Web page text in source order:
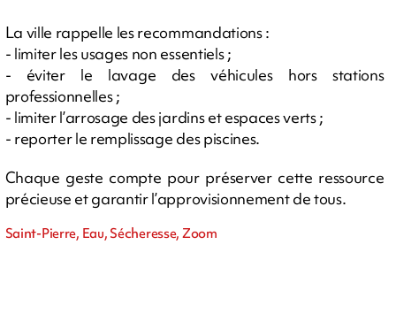
La ville rappelle les recommandations :
- limiter les usages non essentiels ;
- éviter le lavage des véhicules hors stations
professionnelles ;
- limiter l’arrosage des jardins et espaces verts ;
- reporter le remplissage des piscines.
Chaque geste compte pour préserver cette ressource
précieuse et garantir l’approvisionnement de tous.
Saint-Pierre, Eau, Sécheresse, Zoom